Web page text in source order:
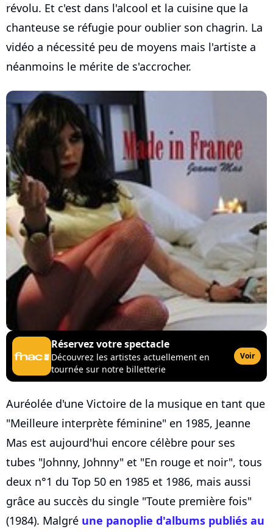
révolu. Et c'est dans l'alcool et la cuisine que la
chanteuse se réfugie pour oublier son chagrin. La
vidéo a nécessité peu de moyens mais l'artiste a
néanmoins le mérite de s'accrocher.
Réservez votre spectacle
Découvrez les artistes actuellement en
tournée sur notre billetterie
Voir
Auréolée d'une Victoire de la musique en tant que
"Meilleure interprète féminine" en 1985, Jeanne
Mas est aujourd'hui encore célèbre pour ses
tubes "Johnny, Johnny" et "En rouge et noir", tous
deux n°1 du Top 50 en 1985 et 1986, mais aussi
grâce au succès du single "Toute première fois"
(1984). Malgré une panoplie d'albums publiés au